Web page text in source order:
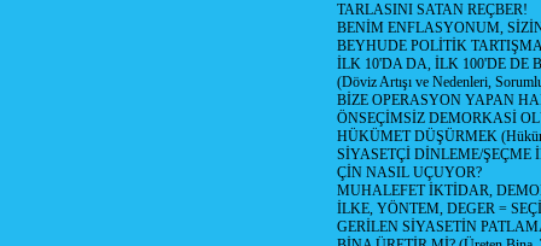
TARLASINI SATAN REÇBER!
BENİM ENFLASYONUM,
BEYHUDE POLİTİK
İLK 10'DA DA, İLK 100'DE DE
(Döviz Artışı ve Nedenleri,
BİZE OPERASYON YAPAN
ÖNSEÇİMSİZ DEMORKASİ
HÜKÜMET DÜŞÜRMEK
SİYASETÇİ DİNLEME/ŞEÇME
ÇİN NASIL UÇUYOR?
MUHALEFET İKTİDAR,
İLKE, YÖNTEM, DEGER =
GERİLEN SİYASETİN